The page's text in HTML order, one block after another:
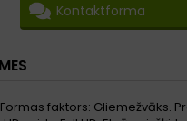
Kontaktforma
faktors: Gliemežvāks.